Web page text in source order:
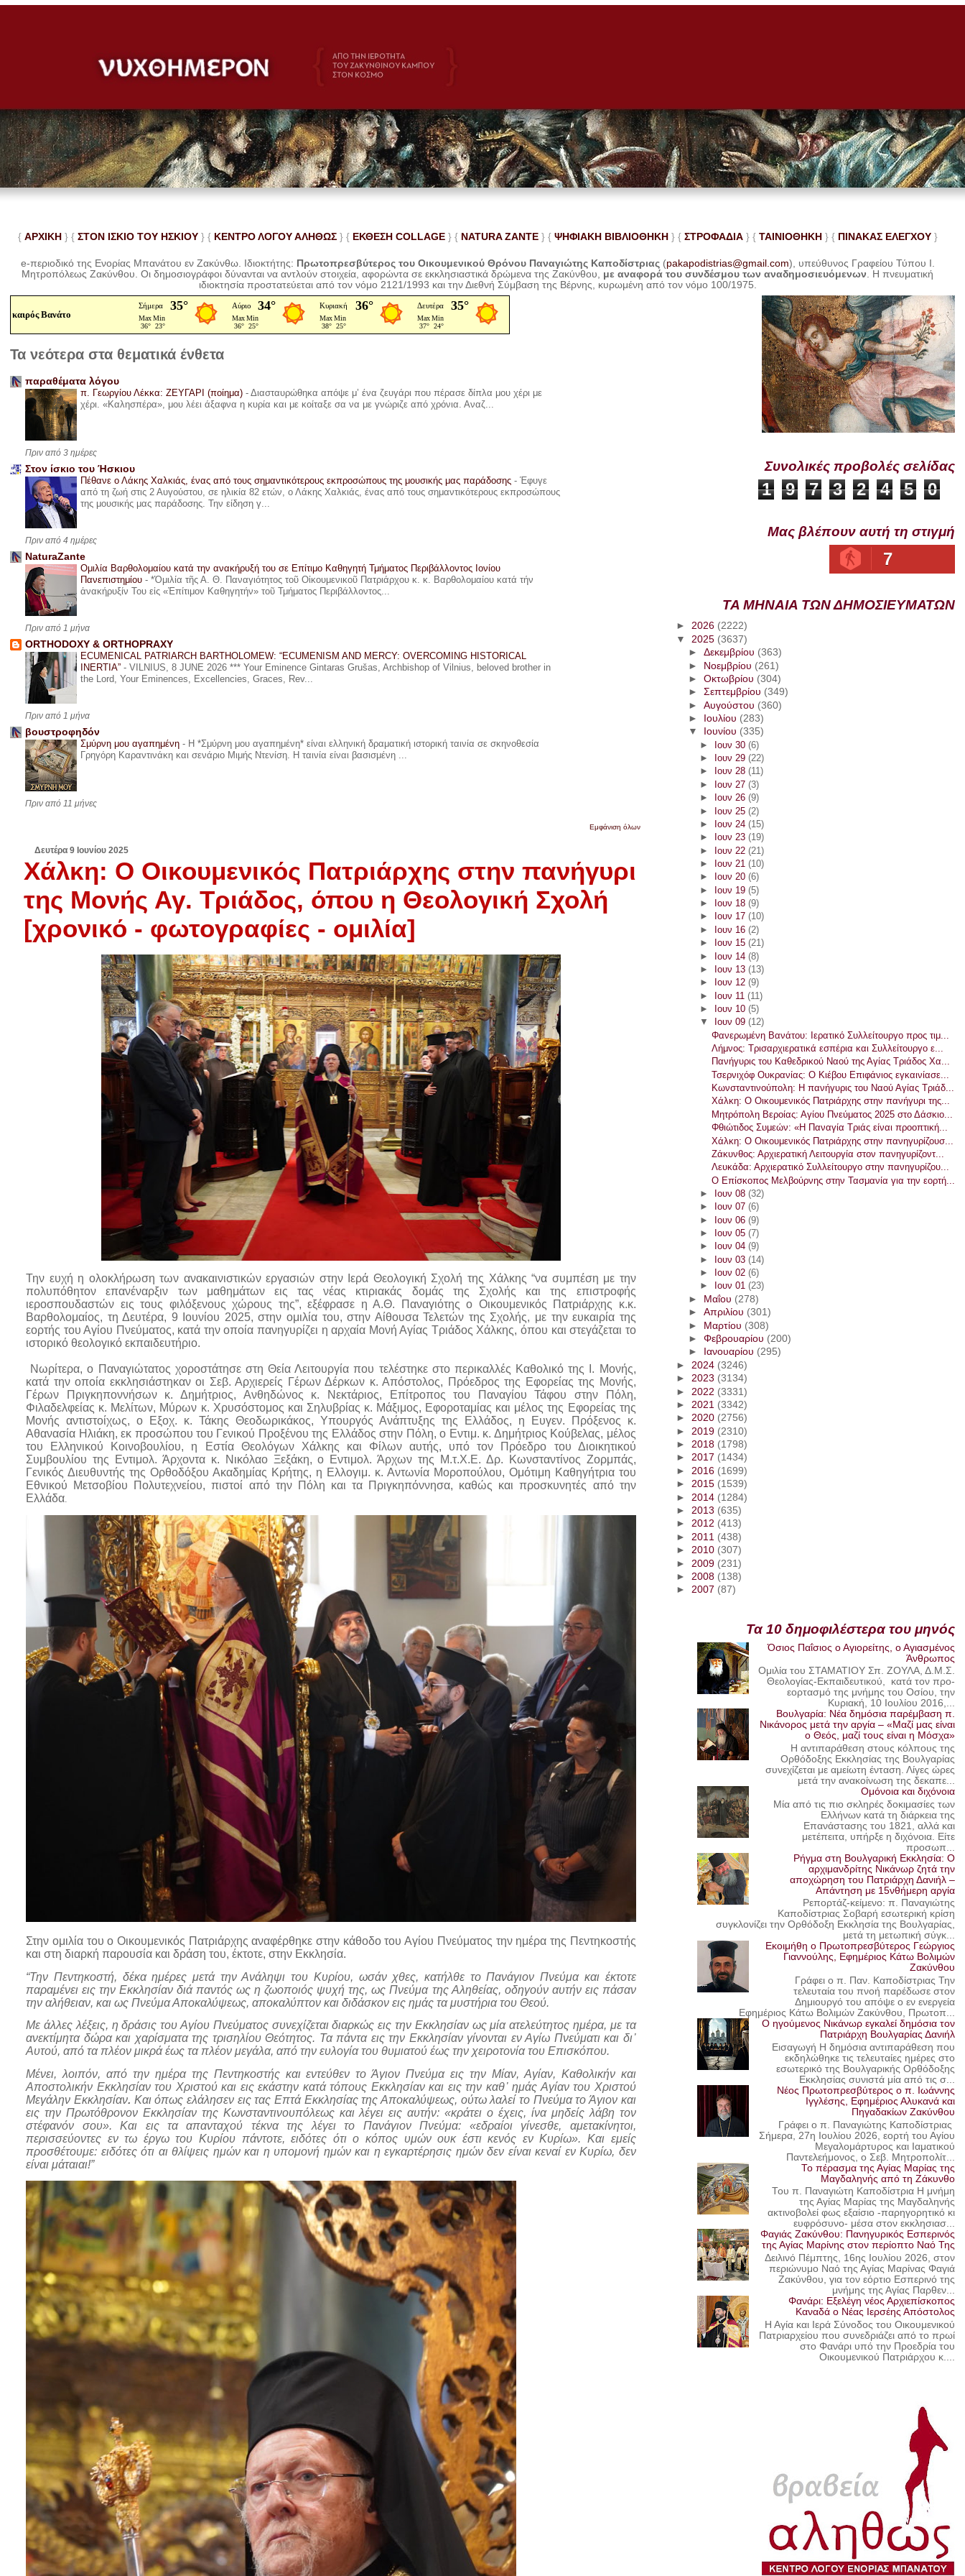
{ ΑΡΧΙΚΗ } { ΣΤΟΝ ΙΣΚΙΟ ΤΟΥ ΗΣΚΙΟΥ } { ΚΕΝΤΡΟ ΛΟΓΟΥ ΑΛΗΘΩΣ } { ΕΚΘΕΣΗ COLLAGE }{ NATURA ZANTE} { ΨΗΦΙΑΚΗ ΒΙΒΛΙΟΘΗΚΗ } { ΣΤΡΟΦΑΔΙΑ } { ΤΑΙΝΙΟΘΗΚΗ } { ΠΙΝΑΚΑΣ ΕΛΕΓΧΟΥ}
e-περιοδικό της Ενορίας Μπανάτου εν Ζακύνθω. Ιδιοκτήτης: Πρωτοπρεσβύτερος του Οικουμενικού Θρόνου Παναγιώτης Καποδίστριας (pakapodistrias@gmail.com), υπεύθυνος Γραφείου Τύπου Ι.
Μητροπόλεως Ζακύνθου.Οι δημοσιογράφοι δύνανται να αντλούν στοιχεία, αφορώντα σε εκκλησιαστικά δρώμενα της Ζακύνθου, με αναφορά του συνδέσμου των αναδημοσιευόμενων . Ηπνευματική
ιδιοκτησία προστατεύεται από τον νόμο 2121/1993 και την Διεθνή Σύμβαση της Βέρνης, κυρωμένη από τον νόμο 100/1975.
καιρός Βανάτο
Τα νεότερα στα θεματικά ένθετα
παραθέματα λόγου
π. Γεωργίου Λέκκα: ΖΕΥΓΑΡΙ (ποίημα) - Διασταυρώθηκα απόψε μ’ ένα ζευγάρι που πέρασε δίπλα μου χέρι με
χέρι. «Καλησπέρα», μου λέει άξαφνα η κυρία και με κοίταξε σα να με γνώριζε από χρόνια. Αναζ...
Πριν από 3 ημέρες
Στον ίσκιο του Ήσκιου
Πέθανε ο Λάκης Χαλκιάς, ένας από τους σημαντικότερους εκπροσώπους της μουσικής μας παράδοσης - Έφυγε
από τη ζωή στις 2 Αυγούστου, σε ηλικία 82 ετών, ο Λάκης Χαλκιάς, ένας από τους σημαντικότερους εκπροσώπους
της μουσικής μας παράδοσης. Την είδηση γ...
Πριν από 4 ημέρες
NaturaZante
Ομιλία Βαρθολομαίου κατά την ανακήρυξή του σε Επίτιμο Καθηγητή Τμήματος Περιβάλλοντος Ιονίου
Πανεπιστημίου - *Ὁμιλία τῆς Α. Θ. Παναγιότητος τοῦ Οἰκουμενικοῦ Πατριάρχου κ. κ. Βαρθολομαίου κατά τήν
ἀνακήρυξίν Του εἰς «Ἐπίτιμον Καθηγητήν» τοῦ Τμήματος Περιβάλλοντος...
Πριν από 1 μήνα
ORTHODOXY & ORTHOPRAXY
ECUMENICAL PATRIARCH BARTHOLOMEW: “ECUMENISM AND MERCY: OVERCOMING HISTORICAL
INERTIA” - VILNIUS, 8 JUNE 2026 *** Your Eminence Gintaras Grušas, Archbishop of Vilnius, beloved brother in
the Lord, Your Eminences, Excellencies, Graces, Rev...
Πριν από 1 μήνα
βουστροφηδόν
Σμύρνη μου αγαπημένη - Η *Σμύρνη μου αγαπημένη* είναι ελληνική δραματική ιστορική ταινία σε σκηνοθεσία
Γρηγόρη Καραντινάκη και σενάριο Μιμής Ντενίση. Η ταινία είναι βασισμένη ...
Πριν από 11 μήνες
Εμφάνιση όλων
Δευτέρα 9 Ιουνίου 2025
Χάλκη: Ο Οικουμενικός Πατριάρχης στην πανήγυρι
της Μονής Αγ. Τριάδος, όπου η Θεολογική Σχολή
[χρονικό - φωτογραφίες - ομιλία]
Την ευχή η ολοκλήρωση των ανακαινιστικών εργασιών στην Ιερά Θεολογική Σχολή της Χάλκης “να συμπέση με την
πολυπόθητον επανέναρξιν των μαθημάτων εις τας νέας κτιριακάς δομάς της Σχολής και της επιστροφής
ιεροσπουδαστών εις τους φιλόξενους χώρους της”, εξέφρασε η Α.Θ. Παναγιότης ο Οικουμενικός Πατριάρχης κ.κ.
Βαρθολομαίος, τη Δευτέρα, 9 Ιουνίου 2025, στην ομιλία του, στην Αίθουσα Τελετών της Σχολής, με την ευκαιρία της
εορτής του Αγίου Πνεύματος, κατά την οποία πανηγυρίζει η αρχαία Μονή Αγίας Τριάδος Χάλκης, όπου και στεγάζεται το
ιστορικό θεολογικό εκπαιδευτήριο.
Νωρίτερα, ο Παναγιώτατος χοροστάτησε στη Θεία Λειτουργία που τελέστηκε στο περικαλλές Καθολικό της Ι. Μονής,
κατά την οποία εκκλησιάστηκαν οι Σεβ. Αρχιερείς Γέρων Δέρκων κ. Απόστολος, Πρόεδρος της Εφορείας της Μονής,
Γέρων Πριγκηποννήσων κ. Δημήτριος, Ανθηδώνος κ. Νεκτάριος, Επίτροπος του Παναγίου Τάφου στην Πόλη,
Φιλαδελφείας κ. Μελίτων, Μύρων κ. Χρυσόστομος και Σηλυβρίας κ. Μάξιμος, Εφοροταμίας και μέλος της Εφορείας της
Μονής αντιστοίχως, ο Εξοχ. κ. Τάκης Θεοδωρικάκος, Υπουργός Ανάπτυξης της Ελλάδος, η Ευγεν. Πρόξενος κ.
Αθανασία Ηλιάκη, εκ προσώπου του Γενικού Προξένου της Ελλάδος στην Πόλη, ο Εντιμ. κ. Δημήτριος Κούβελας, μέλος
του Ελληνικού Κοινοβουλίου, η Εστία Θεολόγων Χάλκης και Φίλων αυτής, υπό τον Πρόεδρο του Διοικητικού
Συμβουλίου της Εντιμολ. Άρχοντα κ. Νικόλαο Ξεξάκη, ο Εντιμολ. Άρχων της Μ.τ.Χ.Ε. Δρ. Κωνσταντίνος Ζορμπάς,
Γενικός Διευθυντής της Ορθοδόξου Ακαδημίας Κρήτης, η Ελλογιμ. κ. Αντωνία Μοροπούλου, Ομότιμη Καθηγήτρια του
Εθνικού Μετσοβίου Πολυτεχνείου, πιστοί από την Πόλη και τα Πριγκηπόννησα, καθώς και προσκυνητές από την
Ελλάδα.
Στην ομιλία του ο Οικουμενικός Πατριάρχης αναφέρθηκε στην κάθοδο του Αγίου Πνεύματος την ημέρα της Πεντηκοστής
και στη διαρκή παρουσία και δράση του, έκτοτε, στην Εκκλησία.
“Την Πεντηκοστή, δέκα ημέρες μετά την Ανάληψι του Κυρίου, ωσάν χθες, κατήλθε το Πανάγιον Πνεύμα και έκτοτε
παραμένει εις την Εκκλησίαν διά παντός ως η ζωοποιός ψυχή της, ως Πνεύμα της Αληθείας, οδηγούν αυτήν εις πάσαν
την αλήθειαν, και ως Πνεύμα Αποκαλύψεως, αποκαλύπτον και διδάσκον εις ημάς τα μυστήρια του Θεού.
Με άλλες λέξεις, η δράσις του Αγίου Πνεύματος συνεχίζεται διαρκώς εις την Εκκλησίαν ως μία ατελεύτητος ημέρα, με τα
ανεκτίμητα δώρα και χαρίσματα της τρισηλίου Θεότητος. Τα πάντα εις την Εκκλησίαν γίνονται εν Αγίω Πνεύματι και δι᾽
Αυτού, από τα πλέον μικρά έως τα πλέον μεγάλα, από την ευλογία του θυμιατού έως την χειροτονία του Επισκόπου.
Μένει, λοιπόν, από την ημέρα της Πεντηκοστής και εντεύθεν το Άγιον Πνεύμα εις την Μίαν, Αγίαν, Καθολικήν και
Αποστολικήν Εκκλησίαν του Χριστού και εις εκάστην κατά τόπους Εκκλησίαν και εις την καθ᾽ ημάς Αγίαν του Χριστού
Μεγάλην Εκκλησίαν. Και όπως ελάλησεν εις τας Επτά Εκκλησίας της Αποκαλύψεως, ούτω λαλεί το Πνεύμα το Άγιον και
εις την Πρωτόθρονον Εκκλησίαν της Κωνσταντινουπόλεως και λέγει εις αυτήν: «κράτει ο έχεις, ίνα μηδείς λάβη τον
στέφανόν σου». Και εις τα απανταχού τέκνα της λέγει το Πανάγιον Πνεύμα: «εδραίοι γίνεσθε, αμετακίνητοι,
περισσεύοντες εν τω έργω του Κυρίου πάντοτε, ειδότες ότι ο κόπος υμών ουκ έστι κενός εν Κυρίω». Και εμείς
προσθέτουμε: ειδότες ότι αι θλίψεις ημών και η υπομονή ημών και η εγκαρτέρησις ημών δεν είναι κεναί εν Κυρίω, δεν
είναι μάταιαι!”
Συνολικές προβολές σελίδας
1 9 7 3 2 4 5 0
Μας βλέπουν αυτή τη στιγμή
7
ΤΑ ΜΗΝΑΙΑ ΤΩΝ ΔΗΜΟΣΙΕΥΜΑΤΩΝ
►2026 (2222)
▼ 2025 (3637)
► Δεκεμβρίου (363)
► Νοεμβρίου (261)
► Οκτωβρίου (304)
► Σεπτεμβρίου (349)
► Αυγούστου (360)
►
Ιουλίου (283)
▼
Ιουνίου (335)
►
Ιουν 30 (6)
►
Ιουν 29 (22)
►
Ιουν 28 (11)
►
Ιουν 27 (3)
►
Ιουν 26 (9)
► Ιουν 25 (2)
►
Ιουν 24 (15)
►
Ιουν 23 (19)
► Ιουν 22 (21)
►
Ιουν 21 (10)
►
Ιουν 20 (6)
► Ιουν 19 (5)
►
Ιουν 18 (9)
►
Ιουν 17 (10)
►
Ιουν 16 (2)
►
Ιουν 15 (21)
► Ιουν 14 (8)
►
Ιουν 13 (13)
►
Ιουν 12 (9)
► Ιουν 11 (11)
►
Ιουν 10 (5)
▼
Ιουν 09 (12)
Φανερωμένη Βανάτου: Ιερατικό Συλλείτουργο προς τιμ...
Λήμνος: Τρισαρχιερατικά εσπέρια και Συλλείτουργο ε...
Πανήγυρις του Καθεδρικού Ναού της Αγίας Τριάδος Χα...
Τσερνιχόφ Ουκρανίας: Ο Κιέβου Επιφάνιος εγκαινίασε...
Κωνσταντινούπολη: Η πανήγυρις του Ναού Αγίας Τριάδ...
Χάλκη: Ο Οικουμενικός Πατριάρχης στην πανήγυρι της...
Μητρόπολη Βεροίας: Αγίου Πνεύματος 2025 στο Δάσκιο...
Φθιώτιδος Συμεών: «Η Παναγία Τριάς είναι προοπτική...
Χάλκη: Ο Οικουμενικός Πατριάρχης στην πανηγυρίζουσ...
Ζάκυνθος: Αρχιερατική Λειτουργία στον πανηγυρίζοντ...
Λευκάδα: Αρχιερατικό Συλλείτουργο στην πανηγυρίζου...
Ο Επίσκοπος Μελβούρνης στην Τασμανία για την εορτή...
►
Ιουν 08 (32)
►
Ιουν 07 (6)
► Ιουν 06 (9)
►
Ιουν 05 (7)
►
Ιουν 04 (9)
►
Ιουν 03 (14)
►
Ιουν 02 (6)
►
Ιουν 01 (23)
►
Μαΐου (278)
► Απριλίου (301)
► Μαρτίου (308)
► Φεβρουαρίου (200)
►
Ιανουαρίου (295)
► 2024 (3246)
►2023 (3134)
► 2022 (3331)
► 2021 (3342)
►2020 (2756)
► 2019 (2310)
►2018 (1798)
►2017 (1434)
► 2016 (1699)
►2015 (1539)
► 2014 (1284)
►2013 (635)
►2012 (413)
► 2011 (438)
►2010 (307)
► 2009 (231)
►2008 (138)
►2007 (87)
Τα 10 δημοφιλέστερα του μηνός
Όσιος Παΐσιος ο Αγιορείτης, ο Αγιασμένος
Άνθρωπος
Ομιλία του ΣΤΑΜΑΤΙΟΥ Σπ. ΖΟΥΛΑ, Δ.Μ.Σ.
Θεολογίας-Εκπαιδευτικού, κατά τον προ-
εορτασμό της μνήμης του Οσίου, την
Κυριακή, 10 Ιουλίου 2016,...
Βουλγαρία: Νέα δημόσια παρέμβαση π.
Νικάνορος μετά την αργία – «Μαζί μας είναι
ο Θεός, μαζί τους είναι η Μόσχα»
Η αντιπαράθεση στους κόλπους της
Ορθόδοξης Εκκλησίας της Βουλγαρίας
συνεχίζεται με αμείωτη ένταση. Λίγες ώρες
μετά την ανακοίνωση της δεκαπε...
Ομόνοια και διχόνοια
Μία από τις πιο σκληρές δοκιμασίες των
Ελλήνων κατά τη διάρκεια της
Επανάστασης του 1821, αλλά και
μετέπειτα, υπήρξε η διχόνοια. Είτε
προσωπ...
Ρήγμα στη Βουλγαρική Εκκλησία: Ο
αρχιμανδρίτης Νικάνωρ ζητά την
αποχώρηση του Πατριάρχη Δανιήλ –
Απάντηση με 15νθήμερη αργία
Ρεπορτάζ-κείμενο: π. Παναγιώτης
Καποδίστριας Σοβαρή εσωτερική κρίση
συγκλονίζει την Ορθόδοξη Εκκλησία της Βουλγαρίας,
μετά τη μετωπική σύγκ...
Εκοιμήθη ο Πρωτοπρεσβύτερος Γεώργιος
Γιαννούλης, Εφημέριος Κάτω Βολιμών
Ζακύνθου
Γράφει ο π. Παν. Καποδίστριας Την
τελευταία του πνοή παρέδωσε στον
Δημιουργό του απόψε ο εν ενεργεία
Εφημέριος Κάτω Βολιμών Ζακύνθου, Πρωτοπ...
Ο ηγούμενος Νικάνωρ εγκαλεί δημόσια τον
Πατριάρχη Βουλγαρίας Δανιήλ
Εισαγωγή Η δημόσια αντιπαράθεση που
εκδηλώθηκε τις τελευταίες ημέρες στο
εσωτερικό της Βουλγαρικής Ορθόδοξης
Εκκλησίας συνιστά μία από τις σ...
Νέος Πρωτοπρεσβύτερος ο π. Ιωάννης
Ιγγλέσης, Εφημέριος Αλυκανά και
Πηγαδακίων Ζακύνθου
Γράφει ο π. Παναγιώτης Καποδίστριας
Σήμερα, 27η Ιουλίου 2026, εορτή του Αγίου
Μεγαλομάρτυρος και Ιαματικού
Παντελεήμονος, ο Σεβ. Μητροπολίτ...
Το πέρασμα της Αγίας Μαρίας της
Μαγδαληνής από τη Ζάκυνθο
Του π. Παναγιώτη Καποδίστρια Η μνήμη
της Αγίας Μαρίας της Μαγδαληνής
ακτινοβολεί φως εξαίσιο -παρηγορητικό κι
ευφρόσυνο- μέσα στον εκκλησιασ...
Φαγιάς Ζακύνθου: Πανηγυρικός Εσπερινός
της Αγίας Μαρίνης στον περίοπτο Ναό Της
Δειλινό Πέμπτης, 16ης Ιουλίου 2026, στον
περιώνυμο Ναό της Αγίας Μαρίνας Φαγιά
Ζακύνθου, για τον εόρτιο Εσπερινό της
μνήμης της Αγίας Παρθεν...
Φανάρι: Εξελέγη νέος Αρχιεπίσκοπος
Καναδά ο Νέας Ιερσέης Απόστολος
Η Αγία και Ιερά Σύνοδος του Οικουμενικού
Πατριαρχείου που συνεδριάζει από το πρωί
στο Φανάρι υπό την Προεδρία του
Οικουμενικού Πατριάρχου κ....